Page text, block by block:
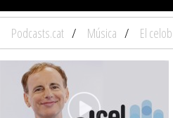
Podcasts.cat Música El